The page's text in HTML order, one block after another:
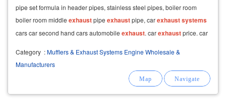
pipe set formula in header pipes, stainless steel pipes, boiler room
boiler room middle exhaustpipe exhaustpipe, carexhaustsystems
cars car second hand cars automobile exhaust. carexhaustprice. car
Category :Mufflers & Exhaust Systems Engine Wholesale &
Manufacturers